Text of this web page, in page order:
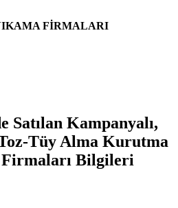
FİRMALARI
Satılan Kampanyalı,
Tüy Alma Kurutma
Bilgileri